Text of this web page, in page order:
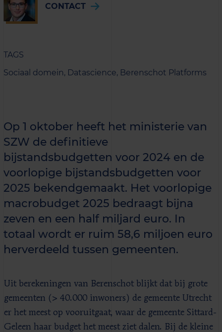
CONTACT
TAGS
Sociaal domein, Datascience, Berenschot Platforms
Op 1 oktober heeft het ministerie van
SZW de definitieve
bijstandsbudgetten voor 2024 en de
voorlopige bijstandsbudgetten voor
2025 bekendgemaakt. Het voorlopige
macrobudget 2025 bedraagt bijna
zeven en een half miljard euro. In
totaal wordt er ruim 58,6 miljoen euro
herverdeeld tussen gemeenten.
Uit berekeningen van Berenschot blijkt dat bij grote
gemeenten (> 40.000 inwoners) de gemeente Utrecht
er het meest op vooruitgaat, waar de gemeente Sittard-
Geleen haar budget het meest ziet dalen. Bij de kleine